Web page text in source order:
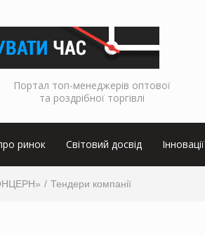
Портал топ-менеджерів оптової
та роздрібної торгівлі
ринок Світовий досвід Інновації
Тендери компанії